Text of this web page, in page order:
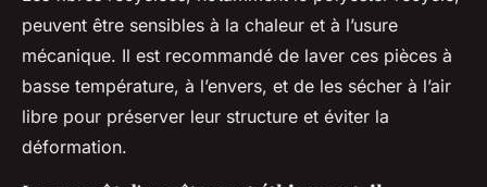
peuvent être sensibles à la chaleur et à l’usure
mécanique. Il est recommandé de laver ces pièces à
basse température, à l’envers, et de les sécher à l’air
libre pour préserver leur structure et éviter la
déformation.